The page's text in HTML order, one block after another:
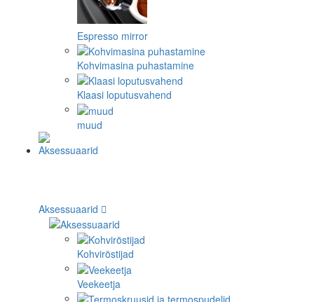
Espresso mirror
Kohvimasina puhastamine
Klaasi loputusvahend
muud
Aksessuaarid
Kohviröstijad
Veekeetja